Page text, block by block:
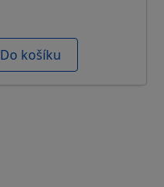
Do košíku